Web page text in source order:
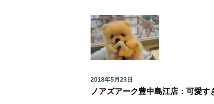
2018年5月23日
ノアズアーク豊中島江店：可愛す